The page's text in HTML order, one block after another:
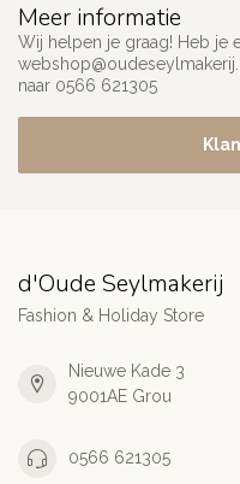
Meer informatie
Wij helpen je graag! Heb je
naar 0566 621305
d'Oude Seylmakerij
Fashion & Holiday Store
Nieuwe Kade 3
9001AE Grou
0566 621305